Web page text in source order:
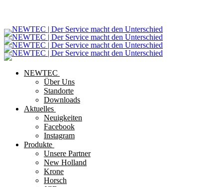
NEWTEC
Über Uns
Standorte
Downloads
Aktuelles
Neuigkeiten
Facebook
Instagram
Produkte
Unsere Partner
New Holland
Krone
Horsch